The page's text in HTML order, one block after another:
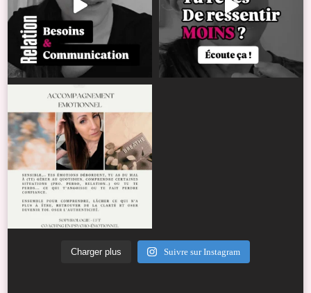
Charger plus Suivre sur Instagram